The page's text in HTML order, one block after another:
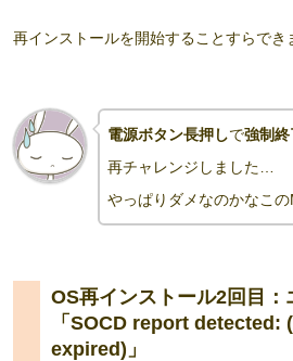
再インストールを開始することすらでき
電源ボタン長押しで強制終
再チャレンジしました…
やっぱりダメなのかなこ
OS再インストール2回目：
「SOCD report detected:
expired)」